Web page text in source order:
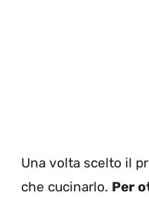
Una volta scelto il
che cucinarlo. Per